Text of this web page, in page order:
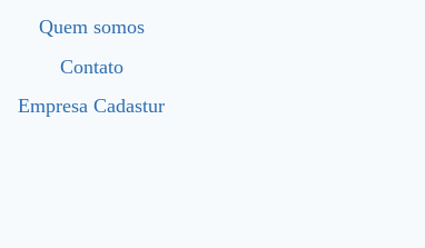
Quem somos
Contato
Empresa Cadastur